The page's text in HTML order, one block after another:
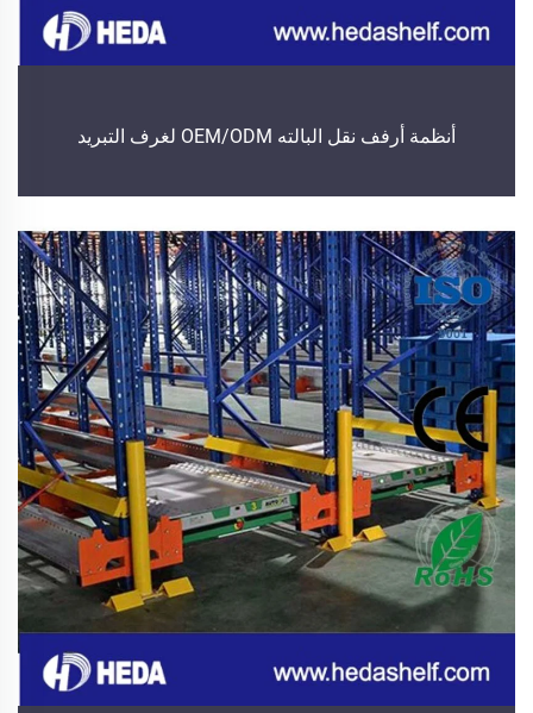
أنظمة أرفف نقل البالته OEM/ODM لغرف التبريد